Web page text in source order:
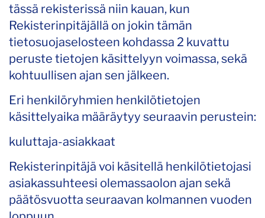
tässä rekisterissä niin kauan, kun
Rekisterinpitäjällä on jokin tämän
tietosuojaselosteen kohdassa 2 kuvattu
peruste tietojen käsittelyyn voimassa, sekä
kohtuullisen ajan sen jälkeen.
Eri henkilöryhmien henkilötietojen
käsittelyaika määräytyy seuraavin perustein:
kuluttaja-asiakkaat
Rekisterinpitäjä voi käsitellä henkilötietojasi
asiakassuhteesi olemassaolon ajan sekä
päätösvuotta seuraavan kolmannen vuoden